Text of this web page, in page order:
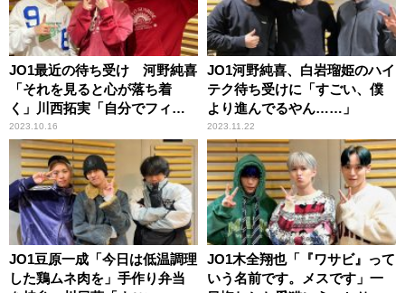
JO1最近の待ち受け 河野純喜
「それを見ると心が落ち着
く」川西拓実「自分でフィル
ムで撮った」白岩瑠姫「ザ・
ノーマル」
2023.10.16
JO1河野純喜、白岩瑠姫のハイ
テク待ち受けに「すごい、僕
より進んでるやん……」
2023.11.22
JO1豆原一成「今日は低温調理
した鶏ムネ肉を」手作り弁当
JO1木全翔也「『ワサビ』って
いう名前です。メスです」一